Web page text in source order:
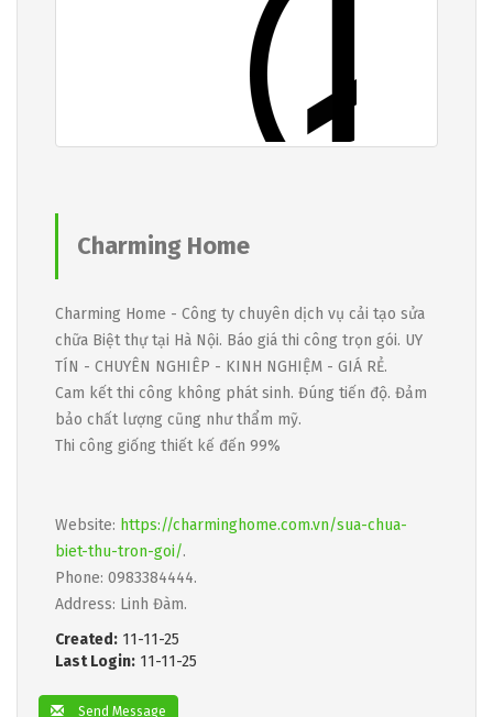
Charming Home
Charming Home - Công ty chuyên dịch vụ cải tạo sửa
chữa Biệt thự tại Hà Nội. Báo giá thi công trọn gói. UY
TÍN - CHUYÊN NGHIÊP - KINH NGHIỆM - GIÁ RẺ.
Cam kết thi công không phát sinh. Đúng tiến độ. Đảm
bảo chất lượng cũng như thẩm mỹ.
Thi công giống thiết kế đến 99%
Website: https://charminghome.com.vn/sua-chua-
biet-thu-tron-goi/.
Phone: 0983384444.
Address: Linh Đàm.
Created: 11-11-25
Last Login: 11-11-25
Send Message